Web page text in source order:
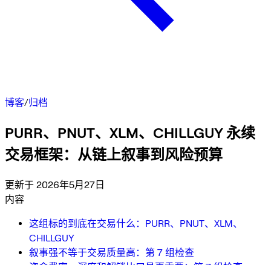
博客/归档
PURR、PNUT、XLM、CHILLGUY 永续
交易框架：从链上叙事到风险预算
更新于 2026年5月27日
内容
这组标的到底在交易什么：PURR、PNUT、XLM、
CHILLGUY
叙事强不等于交易质量高：第 7 组检查